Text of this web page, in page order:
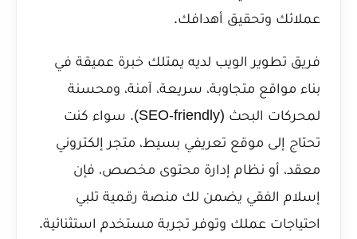
عملائك وتحقيق أهدافك.
فريق تطوير الويب لديه يمتلك خبرة عميقة في
بناء مواقع متجاوبة، سريعة، آمنة، ومحسنة
لمحركات البحث (SEO-friendly). سواء كنت
تحتاج إلى موقع تعريفي بسيط، متجر إلكتروني
معقد، أو نظام إدارة محتوى مخصص، فإن
إسلام الفقي يضمن لك منصة رقمية تلبي
احتياجات عملك وتوفر تجربة مستخدم استثنائية.